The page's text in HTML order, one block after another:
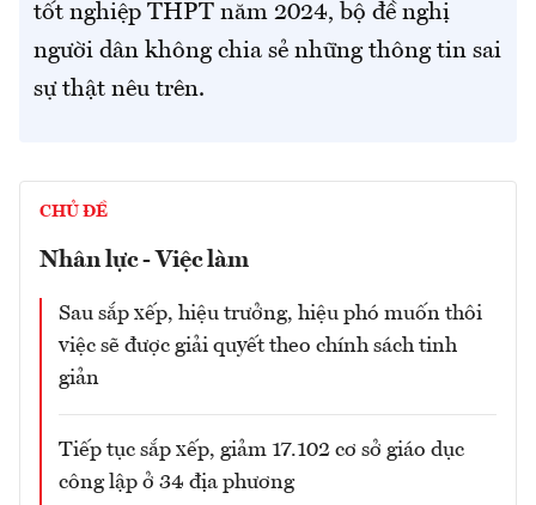
tốt nghiệp THPT năm 2024, bộ đề nghị
người dân không chia sẻ những thông tin sai
sự thật nêu trên.
CHỦ ĐỀ
Nhân lực - Việc làm
Sau sắp xếp, hiệu trưởng, hiệu phó muốn thôi
việc sẽ được giải quyết theo chính sách tinh
giản
Tiếp tục sắp xếp, giảm 17.102 cơ sở giáo dục
công lập ở 34 địa phương